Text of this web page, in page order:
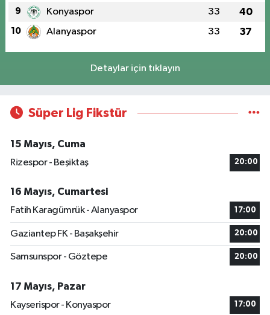
9 Konyaspor 33 40
10 Alanyaspor 33 37
Detaylar için tıklayın
Süper Lig Fikstür
15 Mayıs, Cuma
Rizespor - Beşiktaş
20:00
16 Mayıs, Cumartesi
Fatih Karagümrük - Alanyaspor
17:00
Gaziantep FK - Başakşehir 20:00
Samsunspor - Göztepe 20:00
17 Mayıs, Pazar
Kayserispor - Konyaspor
17:00